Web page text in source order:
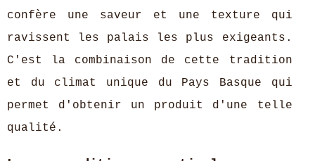
confère une saveur et une texture qui
ravissent les palais les plus exigeants.
C'est la combinaison de cette tradition
et du climat unique du Pays Basque qui
permet d'obtenir un produit d'une telle
qualité.